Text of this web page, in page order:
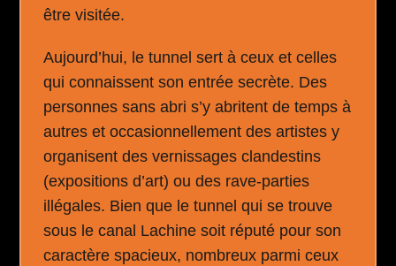
être visitée.
Aujourd’hui, le tunnel sert à ceux et celles
qui connaissent son entrée secrète. Des
personnes sans abri s’y abritent de temps à
autres et occasionnellement des artistes y
organisent des vernissages clandestins
(expositions d’art) ou des rave-parties
illégales. Bien que le tunnel qui se trouve
sous le canal Lachine soit réputé pour son
caractère spacieux, nombreux parmi ceux